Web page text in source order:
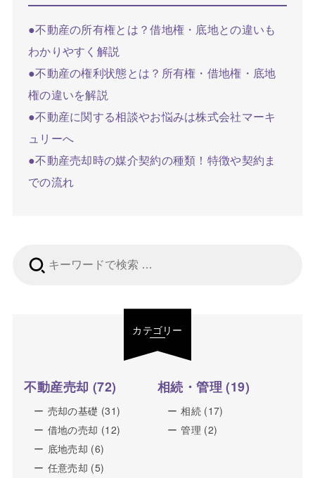
●不動産の所有権とは？借地権・底地との違いも
わかりやすく解説
●不動産の権利状態とは？所有権・借地権・底地
権の違いを解説
●不動産に関する相談やお悩みは株式会社マーキ
ュリーへ
●不動産売却時の媒介契約の種類！特徴や契約ま
での流れ
カテゴリー
不動産売却 (72)
売却の基礎 (31)
借地の売却 (12)
底地売却 (6)
任意売却 (5)
相続・管理(19)
相続 (17)
管理 (2)